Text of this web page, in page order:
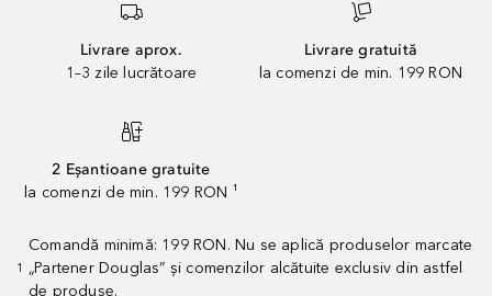
Livrare aprox.
1–3 zile lucrătoare
Livrare gratuită
la comenzi de min. 199 RON
2 Eșantioane gratuite
la comenzi de min. 199 RON ¹
1
Comandă minimă: 199 RON. Nu se aplică produselor marcate
„Partener Douglas” și comenzilor alcătuite exclusiv din astfel
de produse.